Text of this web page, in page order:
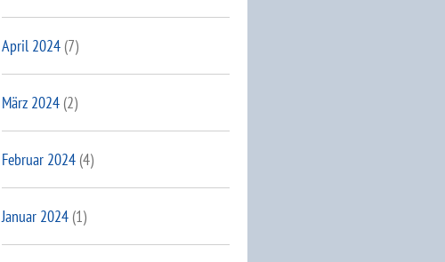
April 2024(7)
März 2024(2)
Februar 2024(4)
Januar 2024(1)